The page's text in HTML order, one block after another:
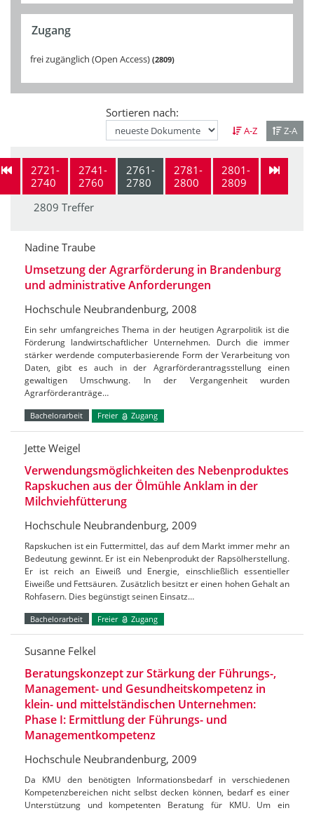
Zugang
frei zugänglich (Open Access) 2809
Sortieren nach:
A-Z Z-A
2721-
2740
2741-
2760
2761-
2780
2781-
2800
2801-
2809
2809 Treffer
Nadine Traube
Umsetzung der Agrarförderung in Brandenburg
und administrative Anforderungen
Hochschule Neubrandenburg, 2008
Ein sehr umfangreiches Thema in der heutigen Agrarpolitik ist die
Förderung landwirtschaftlicher Unternehmen. Durch die immer
stärker werdende computerbasierende Form der Verarbeitung von
Daten, gibt es auch in der Agrarförderantragsstellung einen
gewaltigen Umschwung. In der Vergangenheit wurden
Agrarförderanträge…
Bachelorarbeit Freier Zugang
Jette Weigel
Verwendungsmöglichkeiten des Nebenproduktes
Rapskuchen aus der Ölmühle Anklam in der
Milchviehfütterung
Hochschule Neubrandenburg, 2009
Rapskuchen ist ein Futtermittel, das auf dem Markt immer mehr an
Bedeutung gewinnt. Er ist ein Nebenprodukt der Rapsölherstellung.
Er ist reich an Eiweiß und Energie, einschließlich essentieller
Eiweiße und Fettsäuren. Zusätzlich besitzt er einen hohen Gehalt an
Rohfasern. Dies begünstigt seinen Einsatz…
Bachelorarbeit Freier Zugang
Susanne Felkel
Beratungskonzept zur Stärkung der Führungs-,
Management- und Gesundheitskompetenz in
klein- und mittelständischen Unternehmen:
Phase I: Ermittlung der Führungs- und
Managementkompetenz
Hochschule Neubrandenburg, 2009
Da KMU den benötigten Informationsbedarf in verschiedenen
Kompetenzbereichen nicht selbst decken können, bedarf es einer
Unterstützung und kompetenten Beratung für KMU. Um ein